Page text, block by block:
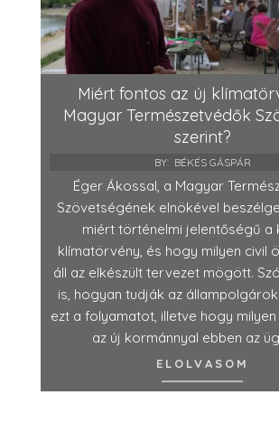
Miért fontos az új
Magyar Természetvédők
szerint?
BY: BÉKÉS GÁSPÁR
Éger Ákossal, a Magyar
Szövetségének elnökével
miért történelmi jelentőségű a
klímatörvény, és hogy milyen civil
áll az elkészült tervezet mögött.
is, hogyan tudják az
ezt a folyamatot, illetve hogy
az új kormánnyal ebben az
ELOLVASOM